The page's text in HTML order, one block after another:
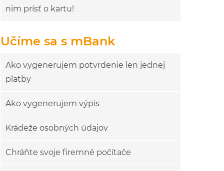
nim prísť o kartu!
Učíme sa s mBank
Ako vygenerujem potvrdenie len jednej
platby
Ako vygenerujem výpis
Krádeže osobných údajov
Chráňte svoje firemné počítače